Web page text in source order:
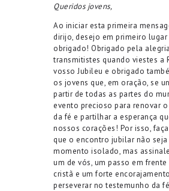
Queridos jovens,
Ao iniciar esta primeira
dirijo, desejo em primeiro
obrigado! Obrigado pela
transmitistes quando viestes a
vosso Jubileu e obrigado
os jovens que, em oração, se
partir de todas as partes do
evento precioso para renovar
da fé e partilhar a esperança
nossos corações! Por isso,
que o encontro jubilar não seja
momento isolado, mas
um de vós, um passo em frente
cristã e um forte
perseverar no testemunho da